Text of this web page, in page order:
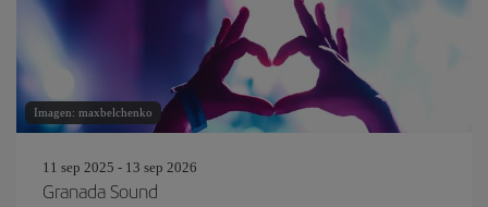
Imagen: maxbelchenko
11 sep 2025 - 13 sep 2026
Granada Sound